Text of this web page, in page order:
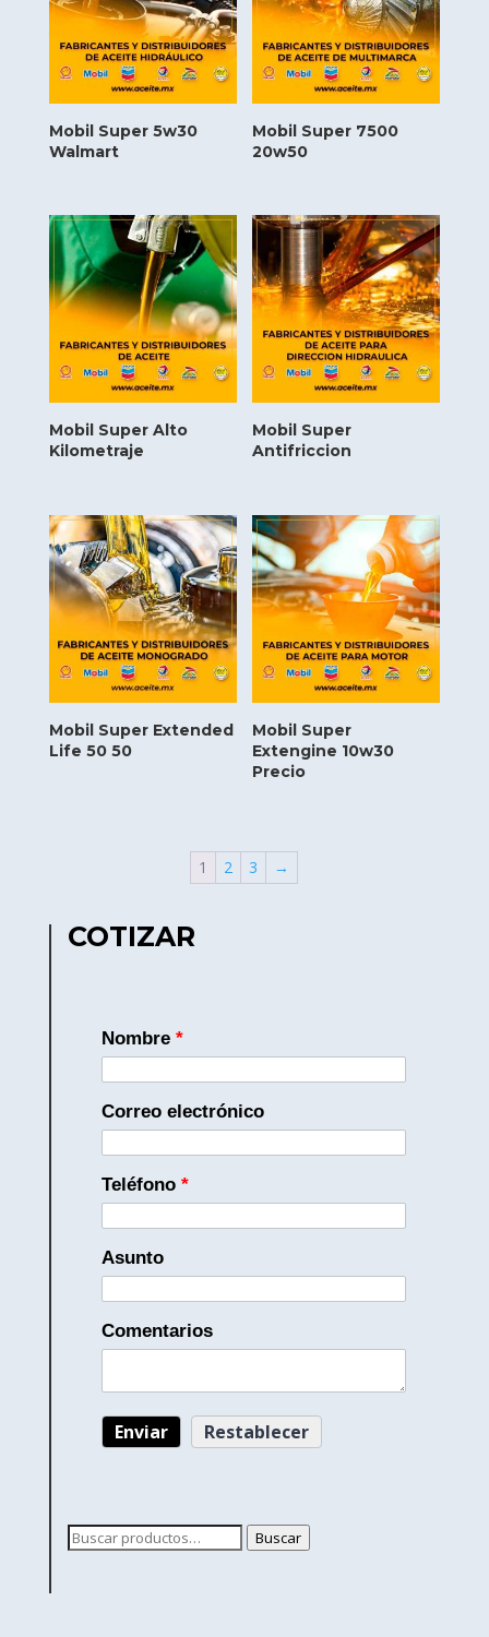
Mobil Super 5w30
Walmart
Mobil Super 7500
20w50
Mobil Super Alto
Kilometraje
Mobil Super
Antifriccion
Mobil Super Extended
Life 50 50
Mobil Super
Extengine 10w30
Precio
1 2 3 →
COTIZAR
Nombre *
Correo electrónico
Teléfono *
Asunto
Comentarios
Buscar
Buscar